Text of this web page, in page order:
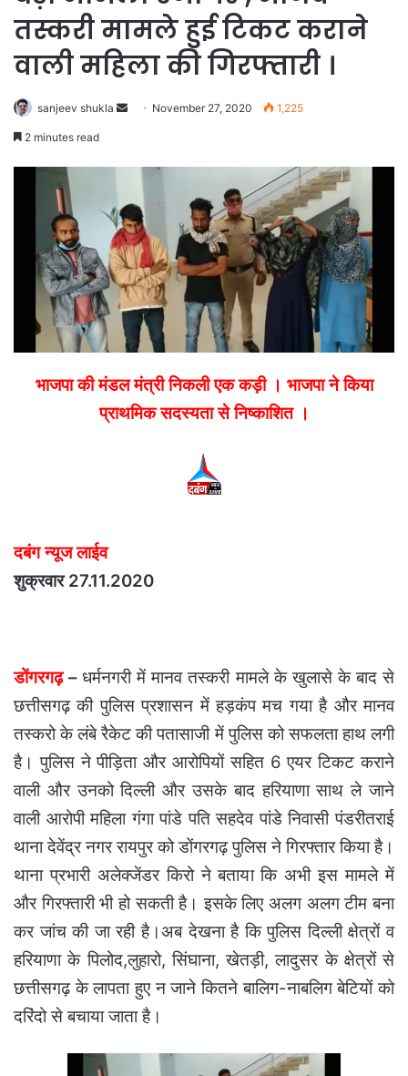
तस्करी मामले हुई टिकट कराने
वाली महिला की गिरफ्तारी ।
sanjeev shukla
Send November 27, 2020 1,225
2 minutes read
भाजपा की मंडल मंत्री निकली एक कड़ी । भाजपा ने किया
प्राथमिक सदस्यता से निष्काशित ।
दबंग न्यूज लाईव
शुक्रवार 27.11.2020
डोंगरगढ़–धर्मनगरी में मानव तस्करी मामले के खुलासे के बाद से
छत्तीसगढ़ की पुलिस प्रशासन में हड़कंप मच गया है और मानव
तस्करो के लंबे रैकेट की पतासाजी में पुलिस को सफलता हाथ लगी
है। पुलिस ने पीड़िता और आरोपियों सहित 6 एयर टिकट कराने
वाली और उनको दिल्ली और उसके बाद हरियाणा साथ ले जाने
वाली आरोपी महिला गंगा पांडे पति सहदेव पांडे निवासी पंडरीतराई
थाना देवेंद्र नगर रायपुर को डोंगरगढ़ पुलिस ने गिरफ्तार किया है।
थाना प्रभारी अलेक्जेंडर किरो ने बताया कि अभी इस मामले में
और गिरफ्तारी भी हो सकती है। इसके लिए अलग अलग टीम बना
कर जांच की जा रही है।अब देखना है कि पुलिस दिल्ली क्षेत्रों व
हरियाणा के पिलोद,लुहारो, सिंघाना, खेतड़ी, लादुसर के क्षेत्रों से
छत्तीसगढ़ के लापता हुए न जाने कितने बालिग-नाबलिग बेटियों को
दरिंदो से बचाया जाता है।